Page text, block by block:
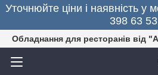
Уточнюйте ціни і наявність
398 63 53
Обладнання для ресторанів від